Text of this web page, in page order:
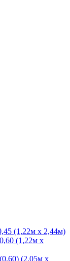
(1,22м х 2,44м)
(1,22м х
(2,05м х